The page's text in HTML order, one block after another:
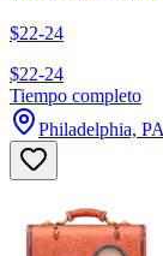
$22-24
$22-24
Tiempo completo
Philadelphia, PA